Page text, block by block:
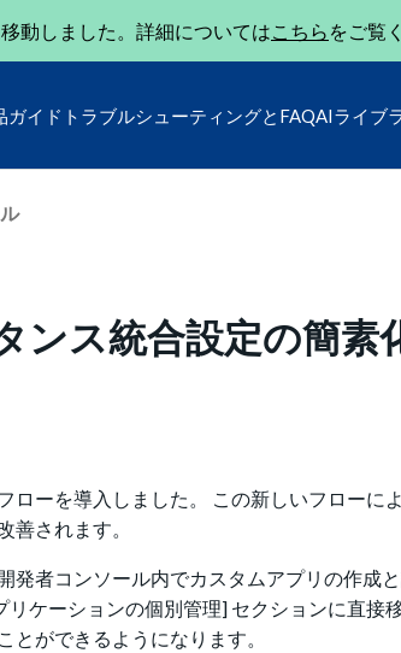
動しました。詳細についてはこちら をご覧
ガイド トラブルシューティングとFAQAIライブ
ンス統合設定の簡素
ーを導入しました。 この新しいフローに
されます。
発者コンソール内でカスタムアプリの作成
ケーションの個別管理] セクションに直接移
ができるようになります。